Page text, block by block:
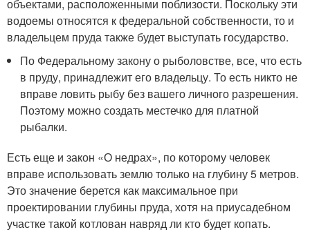
объектами, расположенными поблизости. Поскольку эти
водоемы относятся к федеральной собственности, то и
владельцем пруда также будет выступать государство.
По Федеральному закону о рыболовстве, все, что есть
в пруду, принадлежит его владельцу. То есть никто не
вправе ловить рыбу без вашего личного разрешения.
Поэтому можно создать местечко для платной
рыбалки.
Есть еще и закон «О недрах», по которому человек
вправе использовать землю только на глубину 5 метров.
Это значение берется как максимальное при
проектировании глубины пруда, хотя на приусадебном
участке такой котлован навряд ли кто будет копать.